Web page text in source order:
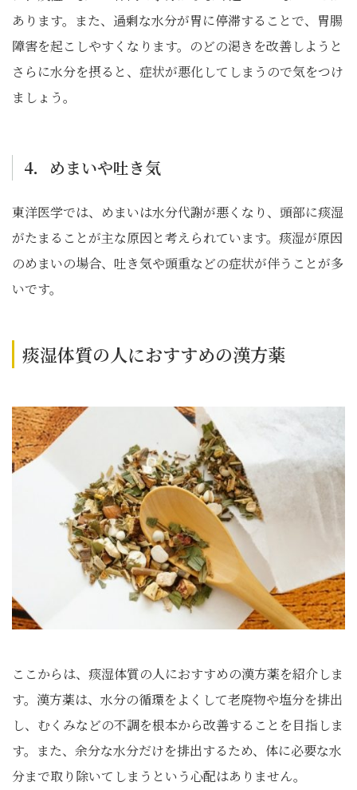
あります。また、過剰な水分が胃に停滞することで、胃腸
障害を起こしやすくなります。のどの渇きを改善しようと
さらに水分を摂ると、症状が悪化してしまうので気をつけ
ましょう。
4．めまいや吐き気
東洋医学では、めまいは水分代謝が悪くなり、頭部に痰湿
がたまることが主な原因と考えられています。痰湿が原因
のめまいの場合、吐き気や頭重などの症状が伴うことが多
いです。
痰湿体質の人におすすめの漢方薬
ここからは、痰湿体質の人におすすめの漢方薬を紹介しま
す。漢方薬は、水分の循環をよくして老廃物や塩分を排出
し、むくみなどの不調を根本から改善することを目指しま
す。また、余分な水分だけを排出するため、体に必要な水
分まで取り除いてしまうという心配はありません。